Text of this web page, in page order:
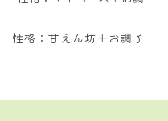
性格：甘えん坊＋お調子